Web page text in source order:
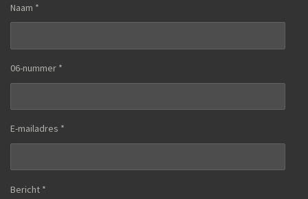
Naam *
06-nummer *
E-mailadres *
Bericht *